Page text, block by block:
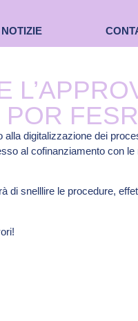
NOTIZIE
FESR
digitalizzazione dei
al cofinanziamento con
snelllire le procedure,